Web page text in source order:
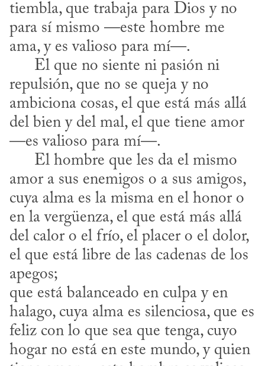
tiembla, que trabaja para Dios y no
para sí mismo —este hombre me
ama, y es valioso para mí—.
repulsión, que no se queja y no
ambiciona cosas, el que está más allá
del bien y del mal, el que tiene amor
—es valioso para mí—.
amor a sus enemigos o a sus amigos,
cuya alma es la misma en el honor o
en la vergüenza, el que está más allá
del calor o el frío, el placer o el dolor,
el que está libre de las cadenas de los
apegos;
que está balanceado en culpa y en
halago, cuya alma es silenciosa, que es
feliz con lo que sea que tenga, cuyo
hogar no está en este mundo, y quien